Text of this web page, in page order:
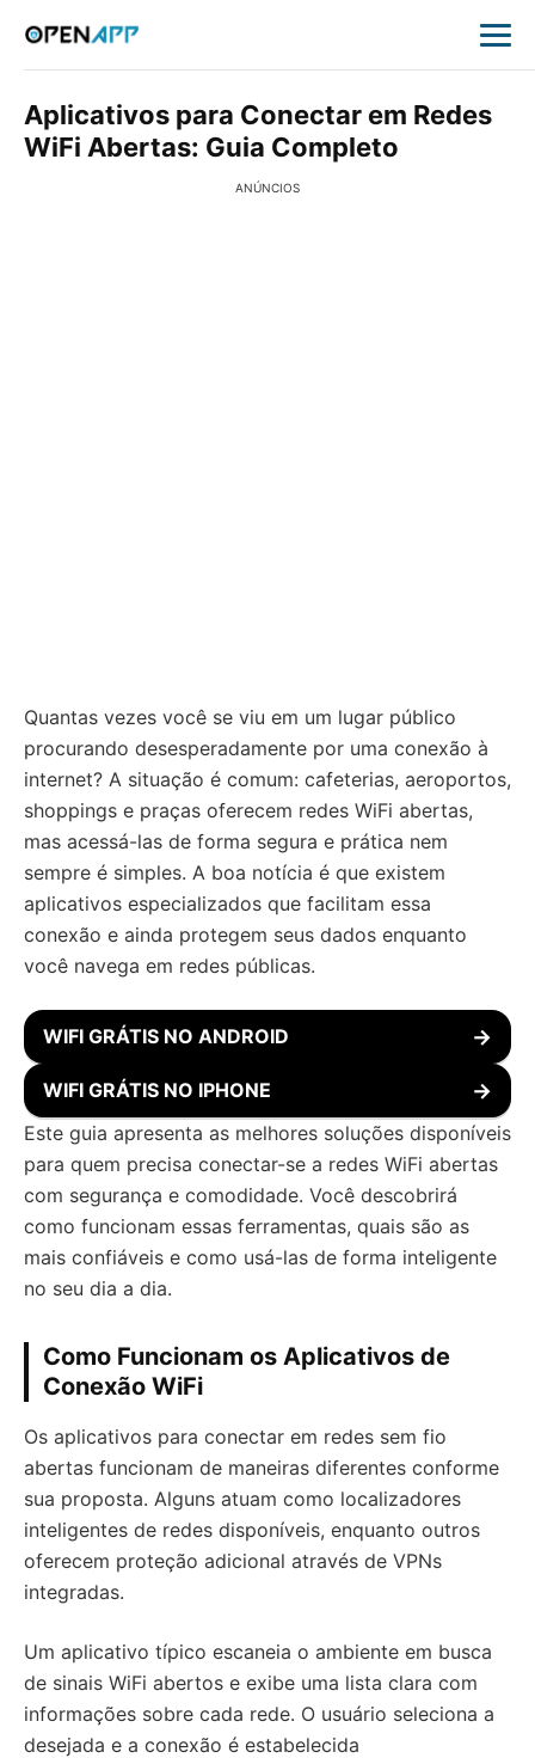
Aplicativos para Conectar em Redes
WiFi Abertas: Guia Completo
ANÚNCIOS
Quantas vezes você se viu em um lugar público
procurando desesperadamente por uma conexão à
internet? A situação é comum: cafeterias, aeroportos,
shoppings e praças oferecem redes WiFi abertas,
mas acessá-las de forma segura e prática nem
sempre é simples. A boa notícia é que existem
aplicativos especializados que facilitam essa
conexão e ainda protegem seus dados enquanto
você navega em redes públicas.
WIFI GRÁTIS NO ANDROID →
WIFI GRÁTIS NO IPHONE →
Este guia apresenta as melhores soluções disponíveis
para quem precisa conectar-se a redes WiFi abertas
com segurança e comodidade. Você descobrirá
como funcionam essas ferramentas, quais são as
mais confiáveis e como usá-las de forma inteligente
no seu dia a dia.
Como Funcionam os Aplicativos de
Conexão WiFi
Os aplicativos para conectar em redes sem fio
abertas funcionam de maneiras diferentes conforme
sua proposta. Alguns atuam como localizadores
inteligentes de redes disponíveis, enquanto outros
oferecem proteção adicional através de VPNs
integradas.
Um aplicativo típico escaneia o ambiente em busca
de sinais WiFi abertos e exibe uma lista clara com
informações sobre cada rede. O usuário seleciona a
desejada e a conexão é estabelecida